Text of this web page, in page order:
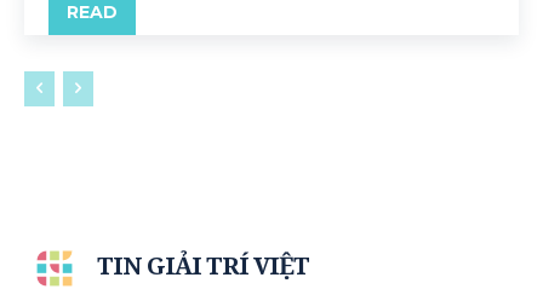
READ
TIN GIẢI TRÍ VIỆT